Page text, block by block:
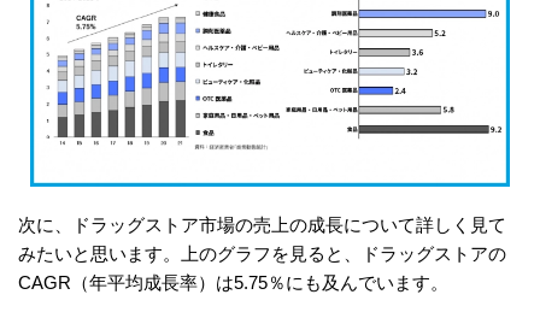
次に、ドラッグストア市場の売上の成長について詳しく見て
みたいと思います。上のグラフを見ると、ドラッグストアの
CAGR（年平均成長率）は5.75％にも及んでいます。